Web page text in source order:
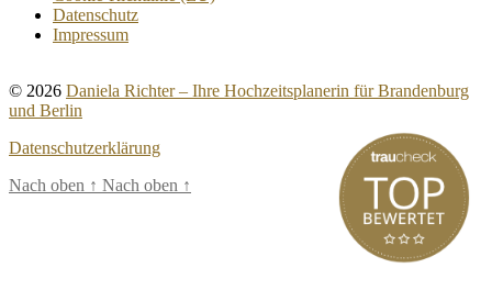
Datenschutz
Impressum
© 2026 Daniela Richter – Ihre Hochzeitsplanerin für Brandenburg
und Berlin
Datenschutzerklärung
Nach oben ↑ Nach oben ↑